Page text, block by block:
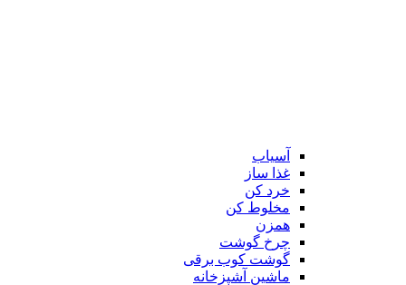
آسیاب
غذا ساز
خرد کن
مخلوط کن
همزن
چرخ گوشت
گوشت کوب برقی
ماشین آشپزخانه